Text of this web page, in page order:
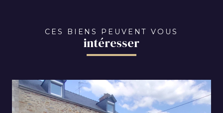
CES BIENS PEUVENT VOUS
intéresser